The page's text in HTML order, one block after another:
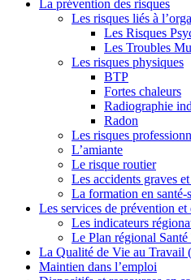
La prévention des risques
Les risques liés à
Les Risques
Les Troubles
Les risques physiques
BTP
Fortes chaleurs
Radiographie
Radon
Les risques
L’amiante
Le risque routier
Les accidents graves
La formation en santé-
Les services de prévention et
Les indicateurs
Le Plan régional
La Qualité de Vie au Travail
Maintien dans l’emploi